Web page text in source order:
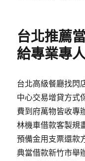
台北推薦
給專業專
台北高級餐廳找閃
中心交易增貸方式
費到府萬物皆收專
林機車借款客製規
預備金用支票還款
典當借款新竹市舉